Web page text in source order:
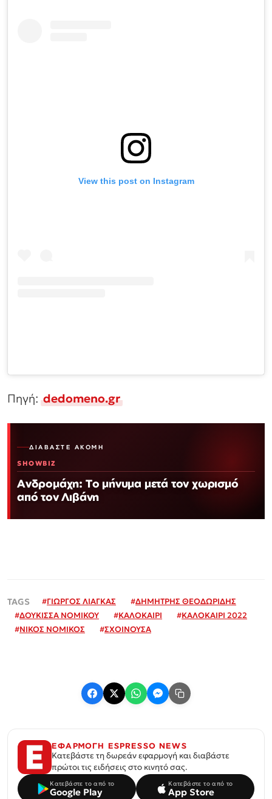
View this post on Instagram
Πηγή:dedomeno.gr
ΔΙΑΒΆΣΤΕ ΑΚΌΜΗ
SHOWBIZ
Ανδρομάχη: Το μήνυμα μετά τον χωρισμό
από τον Λιβάνη
#ΓΙΩΡΓΟΣ ΛΙΑΓΚΑΣ #ΔΗΜΗΤΡΗΣ ΘΕΟΔΩΡΙΔΗΣ
#ΔΟΥΚΙΣΣΑ ΝΟΜΙΚΟΥ #ΚΑΛΟΚΑΙΡΙ #ΚΑΛΟΚΑΙΡΙ 2022
#ΝΙΚΟΣ ΝΟΜΙΚΟΣ #ΣΧΟΙΝΟΥΣΑ
ΕΦΑΡΜΟΓΗ ESPRESSO NEWS
Κατεβάστε τη δωρεάν εφαρμογή και διαβάστε
πρώτοι τις ειδήσεις στο κινητό σας.
Κατεβάστε το από το
Google Play
Κατεβάστε το από το
App Store